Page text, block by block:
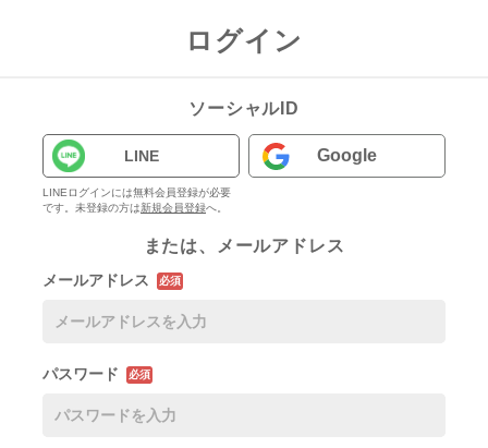
ログイン
ソーシャルID
LINE
LINEログインには無料会員登録が必要
です。未登録の方は新規会員登録へ。
Google
または、メールアドレス
メールアドレス 必須
パスワード 必須